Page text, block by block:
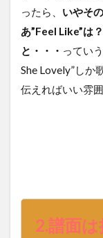
ったら、 いやそ
あ”Feel Like”は？
と・・・ ってい
She Lovely”しか
伝えればいい雰
2.譜面